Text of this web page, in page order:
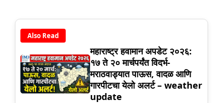
Also Read
महाराष्ट्र हवामान अपडेट २०२६:
१७ ते २० मार्चपर्यंत विदर्भ-
मराठवाड्यात पाऊस, वादळ आणि
गारपीटचा येलो अलर्ट – weather
update